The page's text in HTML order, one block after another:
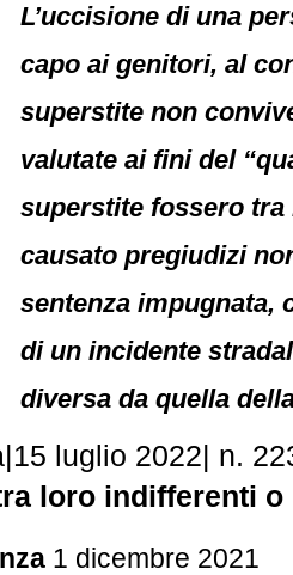
L’uccisione di una
capo ai genitori, al
superstite non
valutate ai fini del
superstite fossero tra
causato pregiudizi
sentenza impugnata,
di un incidente
diversa da quella
luglio 2022| n.
loro indifferenti o
1 dicembre 2021